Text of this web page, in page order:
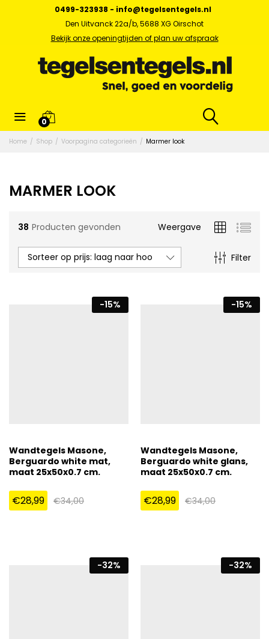
0499-323938 - info@tegelsentegels.nl
Den Uitvanck 22a/b, 5688 XG Oirschot
Bekijk onze openingtijden of plan uw afspraak
0
Home / Shop / Voorpagina categorieën / Marmer look
MARMER LOOK
38 Producten gevonden Weergave
Filter
Sorteer op prijs: laag naar hoog
-15%
Wandtegels Masone,
Berguardo white mat,
maat 25x50x0.7 cm.
€28,99 €34,00
-15%
Wandtegels Masone,
Berguardo white glans,
maat 25x50x0.7 cm.
€28,99 €34,00
-32% -32%